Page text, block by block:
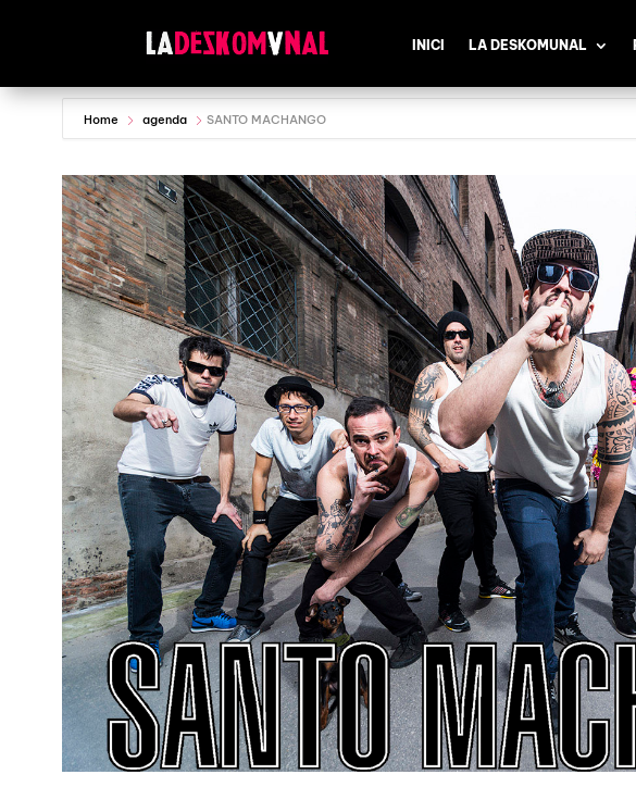
INICI LA DESKOMUNAL
Home agenda SANTO MACHANGO